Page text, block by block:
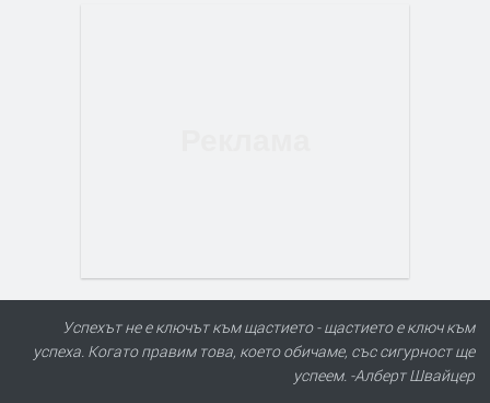
Успехът не е ключът към щастието - щастието е ключ към
успеха. Когато правим това, което обичаме, със сигурност ще
успеем. -Алберт Швайцер